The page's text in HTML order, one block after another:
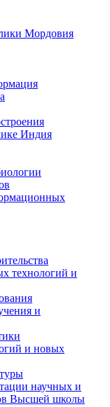
Мордовия
Индия
технологий и
и
и новых
научных и
Высшей школы